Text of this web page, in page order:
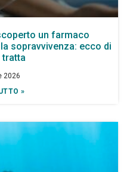
un farmaco
sopravvivenza: ecco di
tratta
2026
»